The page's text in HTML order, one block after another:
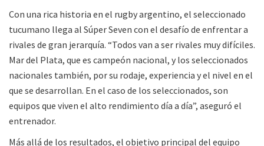
Con una rica historia en el rugby argentino, el seleccionado
tucumano llega al Súper Seven con el desafío de enfrentar a
rivales de gran jerarquía. “Todos van a ser rivales muy difíciles.
Mar del Plata, que es campeón nacional, y los seleccionados
nacionales también, por su rodaje, experiencia y el nivel en el
que se desarrollan. En el caso de los seleccionados, son
equipos que viven el alto rendimiento día a día”, aseguró el
entrenador.
Más allá de los resultados, el objetivo principal del equipo